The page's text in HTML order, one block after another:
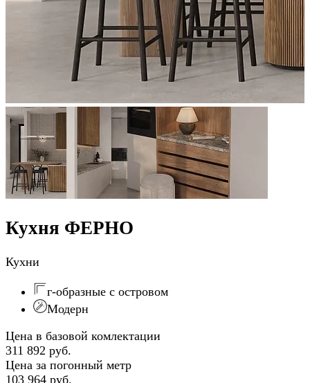
Кухня ФЕРНО
Кухни
г-образные с островом
Модерн
Цена в базовой комлектации
311 892 руб.
Цена за погонный метр
103 964 руб.